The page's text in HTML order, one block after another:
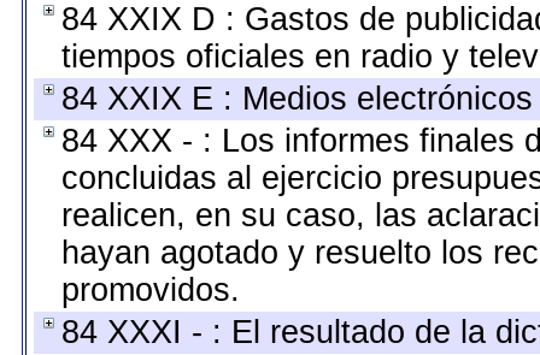
84 XXIX D : Gastos de
tiempos oficiales en radio y
84 XXIX E : Medios
84 XXX - : Los informes finales
concluidas al ejercicio
realicen, en su caso, las
hayan agotado y resuelto los
promovidos.
84 XXXI - : El resultado de la